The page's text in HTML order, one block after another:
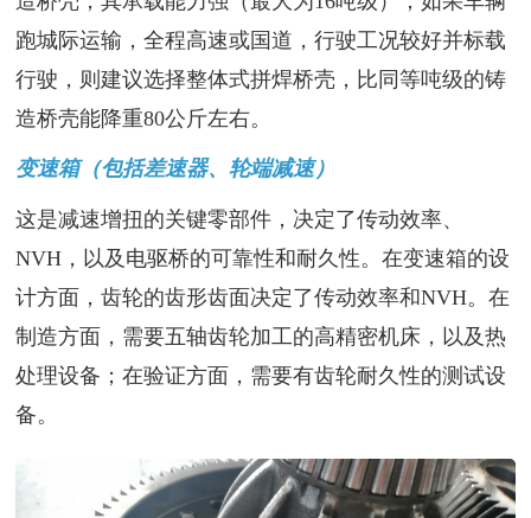
跑城际运输，全程高速或国道，行驶工况较好并标载
行驶，则建议选择整体式拼焊桥壳，比同等吨级的铸
造桥壳能降重80公斤左右。
变速箱（包括差速器、轮端减速）
这是减速增扭的关键零部件，决定了传动效率、
NVH，以及电驱桥的可靠性和耐久性。在变速箱的设
计方面，齿轮的齿形齿面决定了传动效率和NVH。在
制造方面，需要五轴齿轮加工的高精密机床，以及热
处理设备；在验证方面，需要有齿轮耐久性的测试设
备。